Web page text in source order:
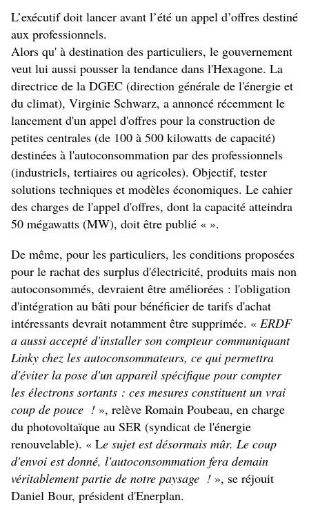
L’exécutif doit lancer avant l’été un appel d’offres destiné
aux professionnels.
Alors qu' à destination des particuliers, le gouvernement
veut lui aussi pousser la tendance dans l'Hexagone. La
directrice de la DGEC (direction générale de l'énergie et
du climat), Virginie Schwarz, a annoncé récemment le
lancement d'un appel d'offres pour la construction de
petites centrales (de 100 à 500 kilowatts de capacité)
destinées à l'autoconsommation par des professionnels
(industriels, tertiaires ou agricoles). Objectif, tester
solutions techniques et modèles économiques. Le cahier
des charges de l'appel d'offres, dont la capacité atteindra
50 mégawatts (MW), doit être publié « ».
De même, pour les particuliers, les conditions proposées
pour le rachat des surplus d'électricité, produits mais non
autoconsommés, devraient être améliorées : l'obligation
d'intégration au bâti pour bénéficier de tarifs d'achat
intéressants devrait notamment être supprimée. « ERDF
a aussi accepté d'installer son compteur communiquant
Linky chez les autoconsommateurs, ce qui permettra
d'éviter la pose d'un appareil spécifique pour compter
les électrons sortants : ces mesures constituent un vrai
coup de pouce ! », relève Romain Poubeau, en charge
du photovoltaïque au SER (syndicat de l'énergie
renouvelable). « Le sujet est désormais mûr. Le coup
d'envoi est donné, l'autoconsommation fera demain
véritablement partie de notre paysage ! », se réjouit
Daniel Bour, président d'Enerplan.